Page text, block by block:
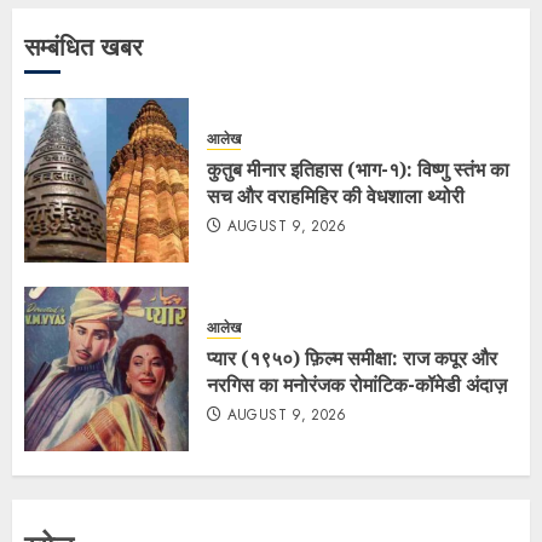
सम्बंधित खबर
आलेख
कुतुब मीनार इतिहास (भाग-१): विष्णु स्तंभ का
सच और वराहमिहिर की वेधशाला थ्योरी
AUGUST 9, 2026
आलेख
प्यार (१९५०) फ़िल्म समीक्षा: राज कपूर और
नरगिस का मनोरंजक रोमांटिक-कॉमेडी अंदाज़
AUGUST 9, 2026